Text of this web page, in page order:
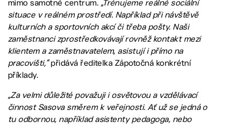
mimo samotné centrum. „Trénujeme reálné sociální
situace v reálném prostředí. Například při návštěvě
kulturních a sportovních akcí či třeba pošty. Naši
zaměstnanci zprostředkovávají rovněž kontakt mezi
klientem a zaměstnavatelem, asistují i přímo na
pracovišti,“přidává ředitelka Zápotočná konkrétní
příklady.
„Za velmi důležité považuji i osvětovou a vzdělávací
činnost Sasova směrem k veřejnosti. Ať už se jedná o
tu odbornou, například asistenty pedagoga, nebo